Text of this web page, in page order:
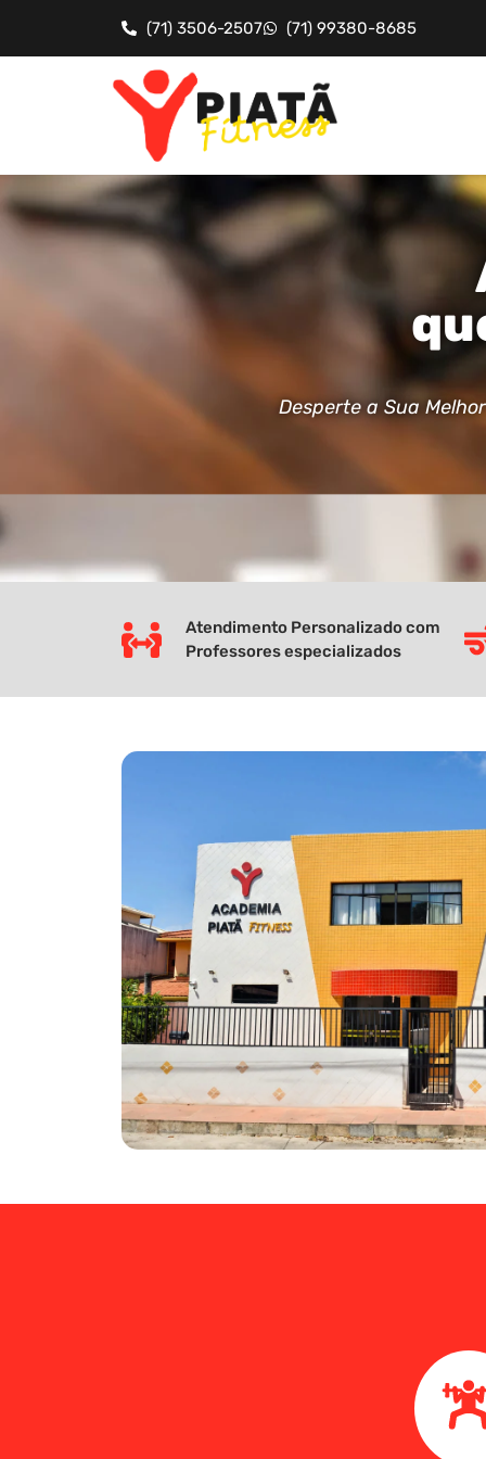
(71) 3506-2507 (71) 99380-8685
Desperte a Sua
Atendimento Personalizado com
Professores especializados